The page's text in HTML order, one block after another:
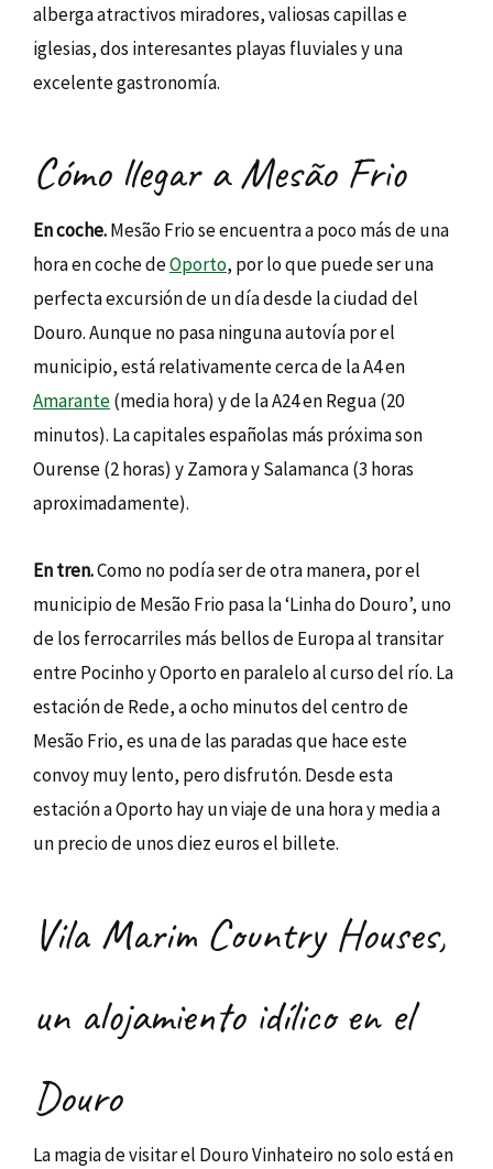
alberga atractivos miradores, valiosas capillas e
iglesias, dos interesantes playas fluviales y una
excelente gastronomía.
Cómo llegar a Mesão Frio
En coche.Mesão Frio se encuentra a poco más de una
hora en coche deOporto, por lo que puede ser una
perfecta excursión de un día desde la ciudad del
Douro. Aunque no pasa ninguna autovía por el
municipio, está relativamente cerca de la A4 en
Amarante(media hora) y de la A24 en Regua (20
minutos). La capitales españolas más próxima son
Ourense (2 horas) y Zamora y Salamanca (3 horas
aproximadamente).
En tren.Como no podía ser de otra manera, por el
municipio de Mesão Frio pasa la ‘Linha do Douro’, uno
de los ferrocarriles más bellos de Europa al transitar
entre Pocinho y Oporto en paralelo al curso del río. La
estación de Rede, a ocho minutos del centro de
Mesão Frio, es una de las paradas que hace este
convoy muy lento, pero disfrutón. Desde esta
estación a Oporto hay un viaje de una hora y media a
un precio de unos diez euros el billete.
Vila Marim Country Houses,
un alojamiento idílico en el
Douro
La magia de visitar el Douro Vinhateiro no solo está en